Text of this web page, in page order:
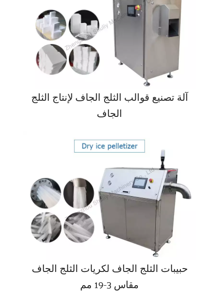
آلة تصنيع قوالب الثلج الجاف لإنتاج الثلج
الجاف
حبيبات الثلج الجاف لكريات الثلج الجاف
مقاس 3-19 مم